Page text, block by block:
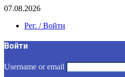
07.08.2026
Рег. / Войти
Войти
Username or email